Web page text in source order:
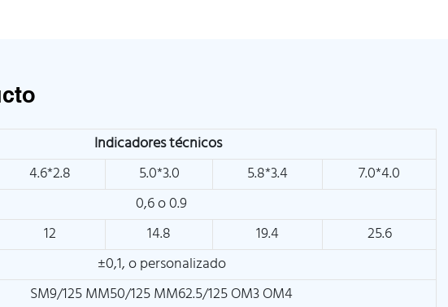
Indicadores técnicos
4.6*2.8 5.0*3.0 5.8*3.4
7.0*4.0
0,6 o 0.9
12 14.8 19.4
25.6
±0,1, o personalizado
SM9/125 MM50/125 MM62.5/125 OM3 OM4